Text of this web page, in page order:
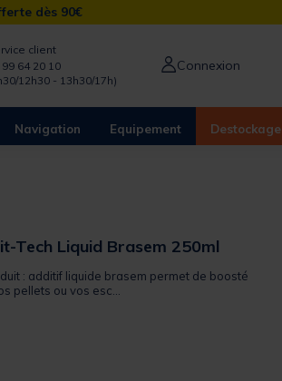
dès 90€
client
99 64 20 10
12h30 - 13h30/17h)
Connexion
Navigation Equipement Destockage
Tech Liquid Brasem 250ml
: additif liquide brasem permet de boosté
pellets ou vos esc...
from